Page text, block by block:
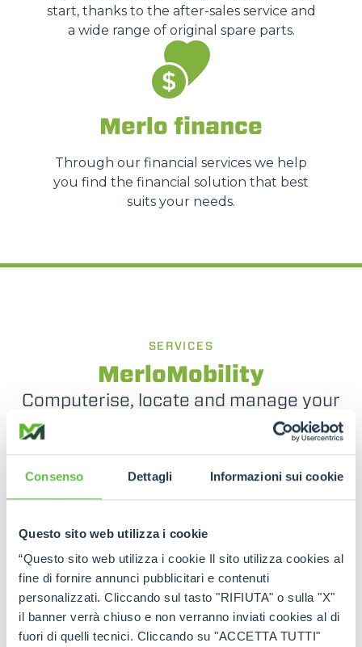
Consenso Dettagli Informazioni sui cookie
Questo sito web utilizza i cookie
“Questo sito web utilizza i cookie Il sito utilizza cookies al
fine di fornire annunci pubblicitari e contenuti
personalizzati. Cliccando sul tasto "RIFIUTA" o sulla "X"
il banner verrà chiuso e non verranno inviati cookies al di
fuori di quelli tecnici. Cliccando su "ACCETTA TUTTI"
start, thanks to the after-sales service and
a wide range of original spare parts.
Merlo finance
Through our financial services we help
you find the financial solution that best
suits your needs.
SERVICES
MerloMobility
Computerise, locate and manage your
your telehandlers even smarter and more
integrated manner, optimising the operational
monitoring of the machines in the various sectors
of activity.
SEE MORE